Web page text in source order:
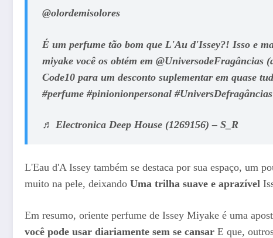
@olordemisolores
É um perfume tão bom que L'Au d'Issey?! Isso e
miyake você os obtém em @UniversodeFragâncias
Code10 para um desconto suplementar em quase
#perfume #pinionionpersonal
♬ Electronica Deep House (1269156) – S_R
L'Eau d'A Issey também se destaca por sua espaço, um
muito na pele, deixando Uma trilha suave e aprazível
Em resumo, oriente perfume de Issey Miyake é uma
você pode usar diariamente sem se cansar E que,